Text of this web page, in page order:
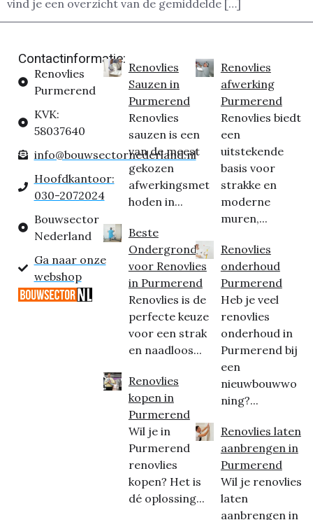
vind je een overzicht van de gemiddelde […]
Contactinformatie:
Renovlies
Purmerend
KVK:
58037640
info@bouwsectornederland.nl
Hoofdkantoor:
030-2072024
Bouwsector
Nederland
Ga naar onze
webshop
Renovlies
Sauzen in
Purmerend
Renovlies
sauzen is een
van de meest
gekozen
afwerkingsmet
hoden in...
Beste
Ondergrond
voor Renovlies
in Purmerend
Renovlies is de
perfecte keuze
voor een strak
en naadloos...
Renovlies
kopen in
Purmerend
Wil je in
Purmerend
renovlies
kopen? Het is
dé oplossing...
Renovlies
afwerking
Purmerend
Renovlies biedt
een
uitstekende
basis voor
strakke en
moderne
muren,...
Renovlies
onderhoud
Purmerend
Heb je veel
renovlies
onderhoud in
Purmerend bij
een
nieuwbouwwo
ning?...
Renovlies laten
aanbrengen in
Purmerend
Wil je renovlies
laten
aanbrengen in